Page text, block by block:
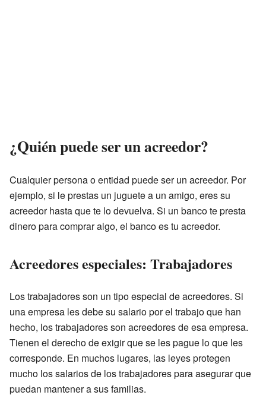
¿Quién puede ser un acreedor?
Cualquier persona o entidad puede ser un acreedor. Por
ejemplo, si le prestas un juguete a un amigo, eres su
acreedor hasta que te lo devuelva. Si un banco te presta
dinero para comprar algo, el banco es tu acreedor.
Acreedores especiales: Trabajadores
Los trabajadores son un tipo especial de acreedores. Si
una empresa les debe su salario por el trabajo que han
hecho, los trabajadores son acreedores de esa empresa.
Tienen el derecho de exigir que se les pague lo que les
corresponde. En muchos lugares, las leyes protegen
mucho los salarios de los trabajadores para asegurar que
puedan mantener a sus familias.